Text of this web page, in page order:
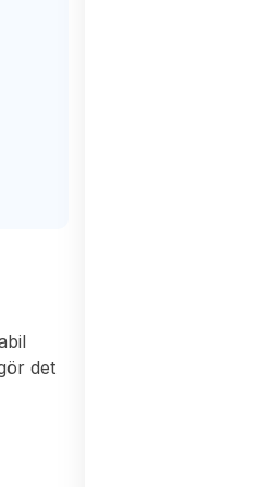
det